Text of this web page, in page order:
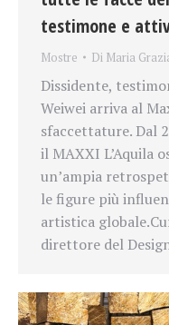
testimone e
Mostre Di Maria
Dissidente,
Weiwei arriva al
sfaccettature. Dal
il MAXXI L’Aquila
un’ampia
le figure più
artistica
direttore del